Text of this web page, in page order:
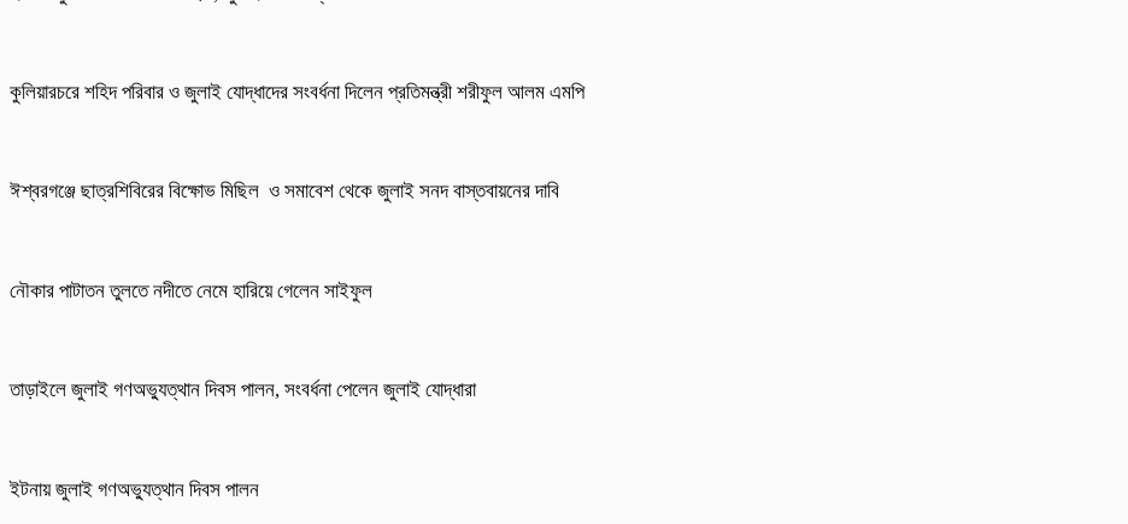
কুলিয়ারচরে শহিদ পরিবার ও জুলাই যোদ্ধাদের সংবর্ধনা দিলেন প্রতিমন্ত্রী শরীফুল আলম এমপি
ঈশ্বরগঞ্জে ছাত্রশিবিরের বিক্ষোভ মিছিল ও সমাবেশ থেকে জুলাই সনদ বাস্তবায়নের দাবি
নৌকার পাটাতন তুলতে নদীতে নেমে হারিয়ে গেলেন সাইফুল
তাড়াইলে জুলাই গণঅভ্যুত্থান দিবস পালন, সংবর্ধনা পেলেন জুলাই যোদ্ধারা
ইটনায় জুলাই গণঅভ্যুত্থান দিবস পালন